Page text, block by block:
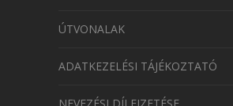
ÚTVONALAK
ADATKEZELÉSI TÁJÉKOZTATÓ